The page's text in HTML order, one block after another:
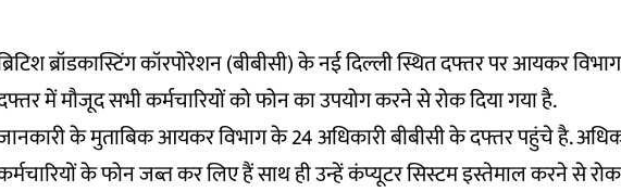
ब्रॉडकास्टिंग कॉरपोरेशन (बीबीसी) के नई दिल्ली स्थित दफ्तर पर आयकर
में मौजूद सभी कर्मचारियों को फोन का उपयोग करने से रोक दिया गया है.
के मुताबिक आयकर विभाग के 24 अधिकारी बीबीसी के दफ्तर पहुंचे है.
के फोन जब्त कर लिए हैं साथ ही उन्हें कंप्यूटर सिस्टम इस्तेमाल करने से रोक